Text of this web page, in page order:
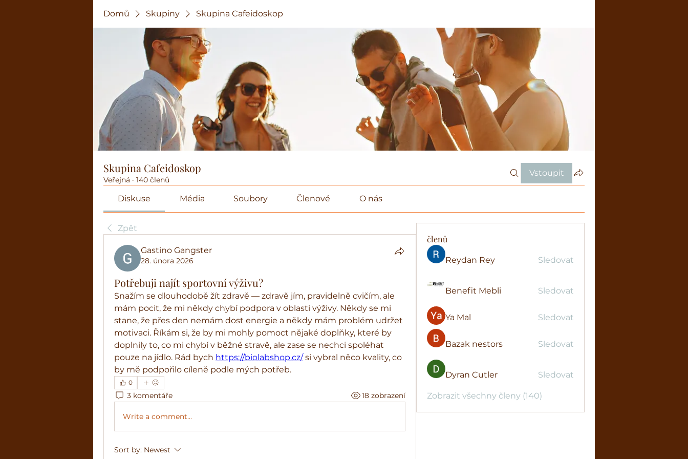
Domů Skupiny Skupina Cafeidoskop
Skupina Cafeidoskop
Veřejná · 140 členů
Vstoupit
Diskuse Média Soubory Členové O nás
Zpět
Gastino Gangster
28. února 2026
Potřebuji najít sportovní výživu?
Snažím se dlouhodobě žít zdravě — zdravě jím, pravidelně cvičím, ale
mám pocit, že mi někdy chybí podpora v oblasti výživy. Někdy se mi
stane, že přes den nemám dost energie a někdy mám problém udržet
motivaci. Říkám si, že by mi mohly pomoct nějaké doplňky, které by
doplnily to, co mi chybí v běžné stravě, ale zase se nechci spoléhat
pouze na jídlo. Rád bych https://biolabshop.cz/ si vybral něco kvality, co
by mě podpořilo cíleně podle mých potřeb.
0
3 komentáře 18 zobrazení
Write a comment...
Sort by: Newest
členů
Reydan Rey Sledovat
Benefit Mebli Sledovat
Ya Mal Sledovat
Bazak nestors Sledovat
Dyran Cutler Sledovat
Zobrazit všechny členy (140)